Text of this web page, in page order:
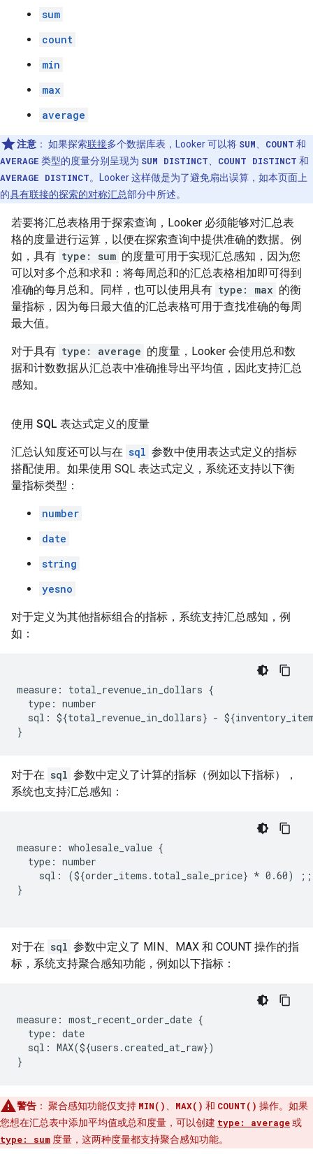
sum
count
min
max
average
注意 ： 如果探索联接多个数据库表，Looker 可以将 SUM、 COUNT 和
AVERAGE 类型的度量分别呈现为 SUM DISTINCT、 COUNT DISTINCT 和
AVERAGE DISTINCT。Looker 这样做是为了避免扇出误算，如本页面上
的具有联接的探索的对称汇总部分中所述。
若要将汇总表格用于探索查询，Looker 必须能够对汇总表
格的度量进行运算，以便在探索查询中提供准确的数据。例
如，具有 type: sum 的度量可用于实现汇总感知，因为您
可以对多个总和求和：将每周总和的汇总表格相加即可得到
准确的每月总和。同样，也可以使用具有 type: max 的衡
量指标，因为每日最大值的汇总表格可用于查找准确的每周
最大值。
对于具有 type: average 的度量，Looker 会使用总和数
据和计数数据从汇总表中准确推导出平均值，因此支持汇总
感知。
使用 SQL 表达式定义的度量
汇总认知度还可以与在 sql 参数中使用表达式定义的指标
搭配使用。如果使用 SQL 表达式定义，系统还支持以下衡
量指标类型：
number
date
string
yesno
对于定义为其他指标组合的指标，系统支持汇总感知，例
如：
measure: total_revenue_in_dollars {
  type: number
sql: ${total_revenue_in_dollars} -
对于在 sql 参数中定义了计算的指标（例如以下指标），
系统也支持汇总感知：
measure: wholesale_value {
  type: number
    sql: (${order_items.total_sale_price} * 0.60) ;;
}
对于在 sql 参数中定义了 MIN、MAX 和 COUNT 操作的指
标，系统支持聚合感知功能，例如以下指标：
measure: most_recent_order_date {
  type: date
  sql: MAX(${users.created_at_raw})
警告 ： 聚合感知功能仅支持 MIN()、 MAX() 和 COUNT() 操作。如果
您想在汇总表中添加平均值或总和度量，可以创建 type: average或
type: sum 度量，这两种度量都支持聚合感知功能。